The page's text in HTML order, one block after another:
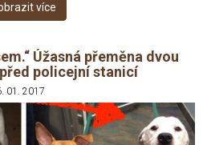
více
Úžasná přeměna dvou
policejní stanicí
01. 2017